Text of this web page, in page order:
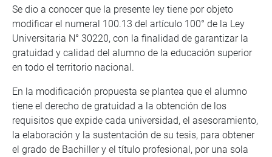
Se dio a conocer que la presente ley tiene por objeto
modificar el numeral 100.13 del artículo 100° de la Ley
Universitaria N° 30220, con la finalidad de garantizar la
gratuidad y calidad del alumno de la educación superior
en todo el territorio nacional.
En la modificación propuesta se plantea que el alumno
tiene el derecho de gratuidad a la obtención de los
requisitos que expide cada universidad, el asesoramiento,
la elaboración y la sustentación de su tesis, para obtener
el grado de Bachiller y el título profesional, por una sola